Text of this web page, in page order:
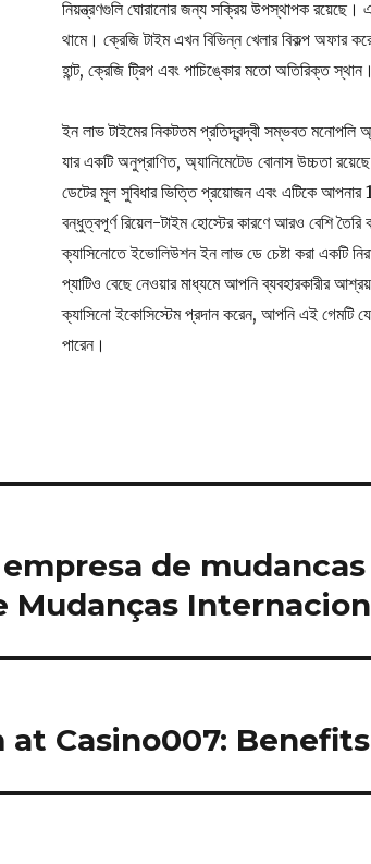
নিয়ন্ত্রণগুলি ঘোরানোর জন্য সক্রিয় উপস্থাপক রয়েছে।
থামে। ক্রেজি টাইম এখন বিভিন্ন খেলার বিকল্প অফার
হান্ট, ক্রেজি ট্রিপ এবং পাচিঙ্কোর মতো অতিরিক্ত স্থান।
ইন লাভ টাইমের নিকটতম প্রতিদ্বন্দ্বী সম্ভবত মনোপলি
যার একটি অনুপ্রাণিত, অ্যানিমেটেড বোনাস উচ্চতা
ডেটের মূল সুবিধার ভিত্তি প্রয়োজন এবং এটিকে আপনার
বন্ধুত্বপূর্ণ রিয়েল-টাইম হোস্টের কারণে আরও বেশি
ক্যাসিনোতে ইভোলিউশন ইন লাভ ডে চেষ্টা করা একটি
প্যাটিও বেছে নেওয়ার মাধ্যমে আপনি ব্যবহারকারীর
ক্যাসিনো ইকোসিস্টেম প্রদান করেন, আপনি এই গেমটি
পারেন।
de
Mudanças
at Casino007: